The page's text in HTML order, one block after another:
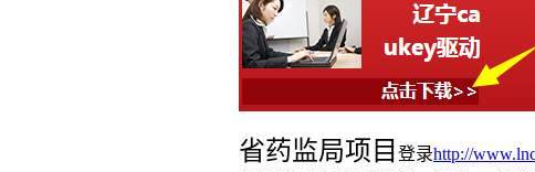
省药监局项目 登录http://